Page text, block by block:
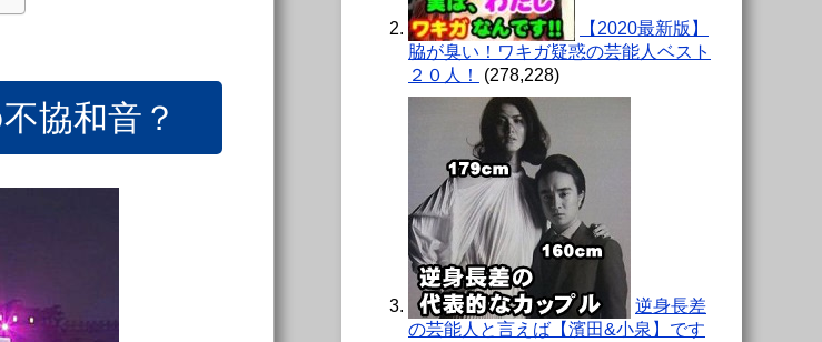
協和音？
【2020最新版】
脇が臭い！ワキガ疑惑の芸能人ベスト
２０人！
(278,228)
逆身長差
の芸能人と言えば【濱田&小泉】です